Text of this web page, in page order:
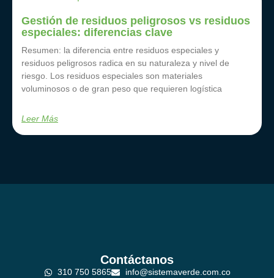
Gestión de residuos peligrosos vs residuos
especiales: diferencias clave
Resumen: la diferencia entre residuos especiales y
residuos peligrosos radica en su naturaleza y nivel de
riesgo. Los residuos especiales son materiales
voluminosos o de gran peso que requieren logística
Leer Más
Contáctanos
310 750 5865
info@sistemaverde.com.co